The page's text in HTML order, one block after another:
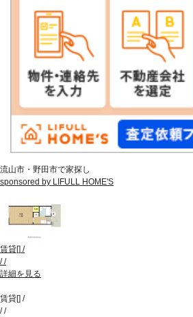
流山市・野田市で家探し
sponsored by LIFULL HOME'S
賃貸[] /
//
詳細を見る
賃貸[] /
//